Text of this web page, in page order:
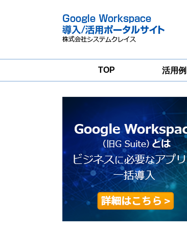
TOP 活用例
支援サービス